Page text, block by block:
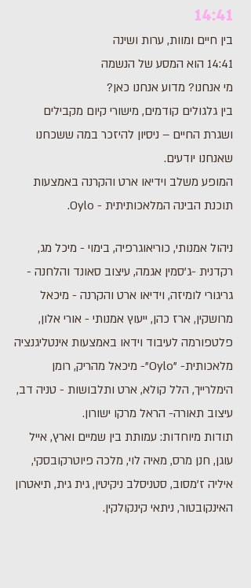
14:41
בין חיים ומוות, ערות ושינה
14:41 הוא המסע של הנשמה
מי אנחנו? מדוע אנחנו כאן?
בין גלגולים קודמים, מישורי קיום מקבילים
ושגרת החיים – ניסיון להיזכר במה ששכחנו
שאנחנו יודעים.
המופע משלב וידיאו ארט והקרנה באמצעות
תוכנת הבינה המלאכותיתית - Oylo.
ניהול אמנותי, כוריאוגרפיה, בימוי - מיכל מג,
רקדנית -ג'סמין אגמה, עיצוב סאונד והלחנה -
גריגורי לומיזה, וידיאו ארט והקרנה - מיכאל
מרושקין, ארז כהן, ייעוץ אמנותי - אורי אלון,
פלטפורמה לעיבוד וידאו באמצעות אינטליגנציה
מלאכותית- "Oylo"- מיכאל מהריק, רומן
הימלרייך, הלל קולא, ארט ותלבושות - טניה דב,
עיצוב תאורה- הראל מרקו ישורון.
תודות מיוחדות: עמותת בין שמיים וארץ, אייל
עוגן, חנן מרס, מאיה לוי, מלכה פיוטרקובסקי,
איליה ז'מסוב, סטניסלב ניקיטין, גית גית, תיאטרון
האינקובטור, ניתאי קינקולקין.